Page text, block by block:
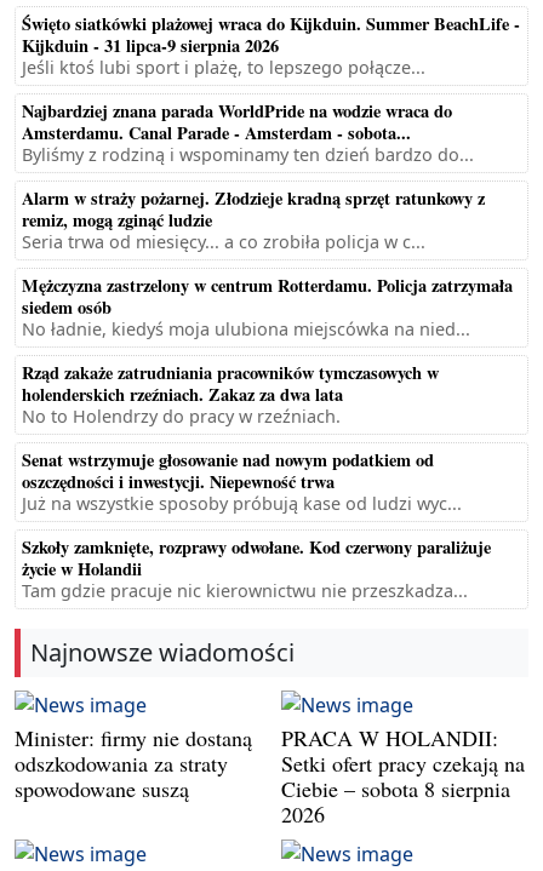
Święto siatkówki plażowej wraca do Kijkduin. Summer BeachLife -
Kijkduin - 31 lipca-9 sierpnia 2026
Jeśli ktoś lubi sport i plażę, to lepszego połącze...
Najbardziej znana parada WorldPride na wodzie wraca do
Amsterdamu. Canal Parade - Amsterdam - sobota...
Byliśmy z rodziną i wspominamy ten dzień bardzo do...
Alarm w straży pożarnej. Złodzieje kradną sprzęt ratunkowy z
remiz, mogą zginąć ludzie
Seria trwa od miesięcy... a co zrobiła policja w c...
Mężczyzna zastrzelony w centrum Rotterdamu. Policja zatrzymała
siedem osób
No ładnie, kiedyś moja ulubiona miejscówka na nied...
Rząd zakaże zatrudniania pracowników tymczasowych w
holenderskich rzeźniach. Zakaz za dwa lata
No to Holendrzy do pracy w rzeźniach.
Senat wstrzymuje głosowanie nad nowym podatkiem od
oszczędności i inwestycji. Niepewność trwa
Już na wszystkie sposoby próbują kase od ludzi wyc...
Szkoły zamknięte, rozprawy odwołane. Kod czerwony paraliżuje
życie w Holandii
Tam gdzie pracuje nic kierownictwu nie przeszkadza...
Najnowsze wiadomości
Minister: firmy nie dostaną
odszkodowania za straty
spowodowane suszą
PRACA W HOLANDII:
Setki ofert pracy czekają na
Ciebie – sobota 8 sierpnia
2026